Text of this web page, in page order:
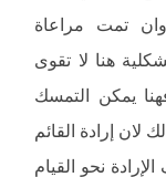
تمت مراعاة
هنا لا تقوى
يمكن التمسك
لان إرادة القائم
نحو القيام